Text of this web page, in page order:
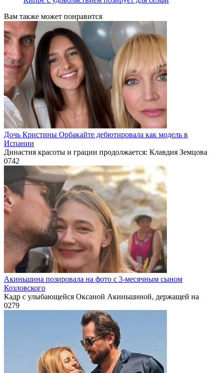
Вам также может понравится
Дочь Кристины Орбакайте дебютировала как модель в
Испании
Династия красоты и грации продолжается: Клавдия Земцова
0742
Акиньшина позировала на фото с 3-месячным сыном
Козловского
Кадр с улыбающейся Оксаной Акиньшиной, держащей на
0279